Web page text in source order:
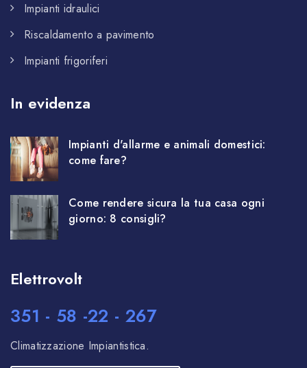
Impianti idraulici
Riscaldamento a pavimento
Impianti frigoriferi
In evidenza
Impianti d'allarme e animali domestici:
come fare?
Come rendere sicura la tua casa ogni
giorno: 8 consigli?
Elettrovolt
351 - 58 -22 - 267
Climatizzazione Impiantistica.